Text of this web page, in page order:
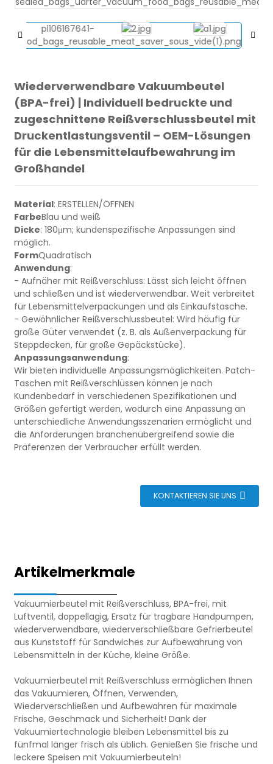
Wiederverwendbare Vakuumbeutel
(BPA-frei) | Individuell bedruckte und
zugeschnittene Reißverschlussbeutel mit
Druckentlastungsventil – OEM-Lösungen
für die Lebensmittelaufbewahrung im
Großhandel
Material: ERSTELLEN/ÖFFNEN
FarbeBlau und weiß
Dicke: 180μm; kundenspezifische Anpassungen sind
möglich.
FormQuadratisch
Anwendung:
- Aufnäher mit Reißverschluss: Lässt sich leicht öffnen
und schließen und ist wiederverwendbar. Weit verbreitet
für Lebensmittelverpackungen und als Einkaufstasche.
- Gewöhnlicher Reißverschlussbeutel: Wird häufig für
große Güter verwendet (z. B. als Außenverpackung für
Steppdecken, für große Gepäckstücke).
Anpassungsanwendung:
Wir bieten individuelle Anpassungsmöglichkeiten. Patch-
Taschen mit Reißverschlüssen können je nach
Kundenbedarf in verschiedenen Spezifikationen und
Größen gefertigt werden, wodurch eine Anpassung an
unterschiedliche Anwendungsszenarien ermöglicht und
die Anforderungen branchenübergreifend sowie die
Präferenzen der Verbraucher erfüllt werden.
KONTAKTIEREN SIE UNS
Artikelmerkmale
Vakuumierbeutel mit Reißverschluss, BPA-frei, mit
Luftventil, doppellagig, Ersatz für tragbare Handpumpen,
wiederverwendbare, wiederverschließbare Gefrierbeutel
aus Kunststoff für Sandwiches zur Aufbewahrung von
Lebensmitteln in der Küche, kleine Größe.
Vakuumierbeutel mit Reißverschluss ermöglichen Ihnen
das Vakuumieren, Öffnen, Verwenden,
Wiederverschließen und Aufbewahren für maximale
Frische, Geschmack und Sicherheit! Dank der
Vakuumiertechnologie bleiben Lebensmittel bis zu
fünfmal länger frisch als üblich. Genießen Sie frische und
leckere Speisen mit Vakuumierbeuteln!